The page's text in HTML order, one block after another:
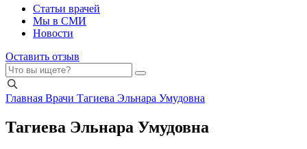
Статьи врачей
Мы в СМИ
Новости
Оставить отзыв
Главная Врачи Тагиева Эльнара Умудовна
Тагиева Эльнара Умудовна